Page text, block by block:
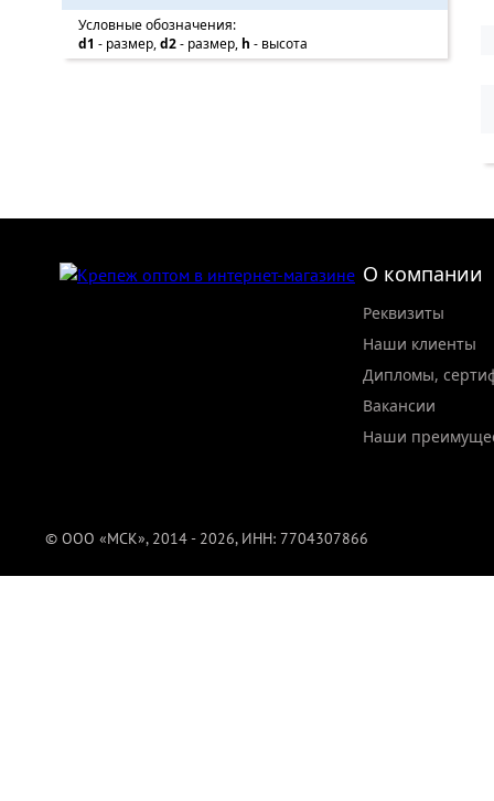
Условные обозначения:
d1 - размер,d2- размер, h - высота
О компании
Реквизиты
Наши клиенты
Дипломы,
Вакансии
Наши
© ООО «МСК», 2014 - 2026, ИНН: 7704307866